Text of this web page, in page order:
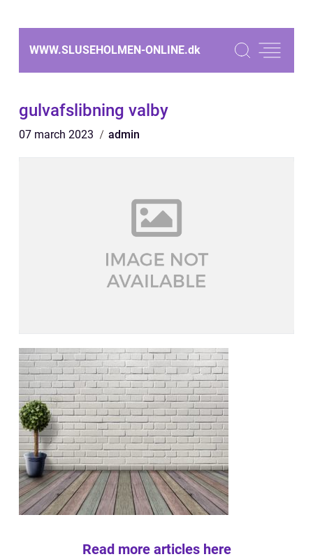
WWW.SLUSEHOLMEN-ONLINE.dk
gulvafslibning valby
07 march 2023 admin
Read more articles here